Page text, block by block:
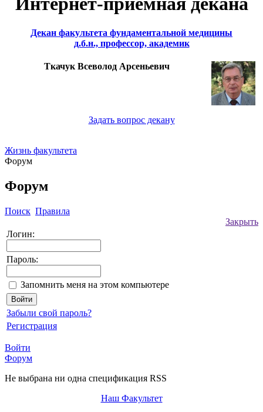
Декан факультета фундаментальной медицины
д.б.н., профессор, академик
Ткачук Всеволод Арсеньевич
Задать вопрос декану
Жизнь факультета
Форум
Форум
Поиск Правила
Закрыть
Логин:
Пароль:
Запомнить меня на этом компьютере
Забыли свой пароль?
Регистрация
Войти
Форум
Не выбрана ни одна спецификация RSS
Наш Факультет